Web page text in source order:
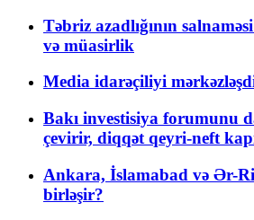
Təbriz azadlığının
və müasirlik
Media idarəçiliyi
Bakı investisiya forumunu
çevirir, diqqət qeyri-neft
Ankara, İslamabad və Ər-
birləşir?